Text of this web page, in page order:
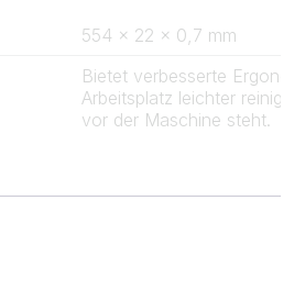
554 x 22 x 0,7 mm
Bietet verbesserte
Arbeitsplatz leichter
vor der Maschine steht.